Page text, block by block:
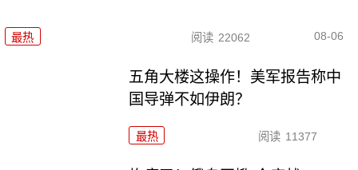
最热 阅读 22062 08-06
五角大楼这操作！美军报告称中
国导弹不如伊朗？
最热 阅读 11377